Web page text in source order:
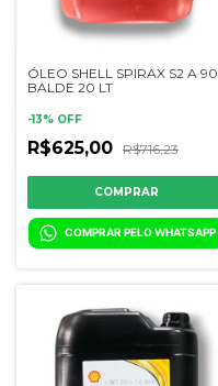
ÓLEO SHELL SPIRAX S2 A 90
BALDE 20 LT
-13% OFF
R$625,00 R$716,23
COMPRAR PELO WHATSAPP